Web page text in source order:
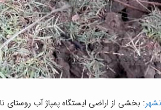
: بخشی از اراضی ایستگاه پمپاژ آب